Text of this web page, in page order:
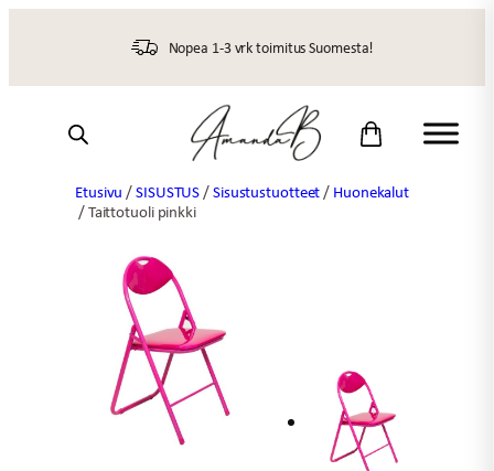
Nopea 1-3 vrk toimitus Suomesta!
Etusivu /SISUSTUS/Sisustustuotteet/ Huonekalut
/ Taittotuoli pinkki